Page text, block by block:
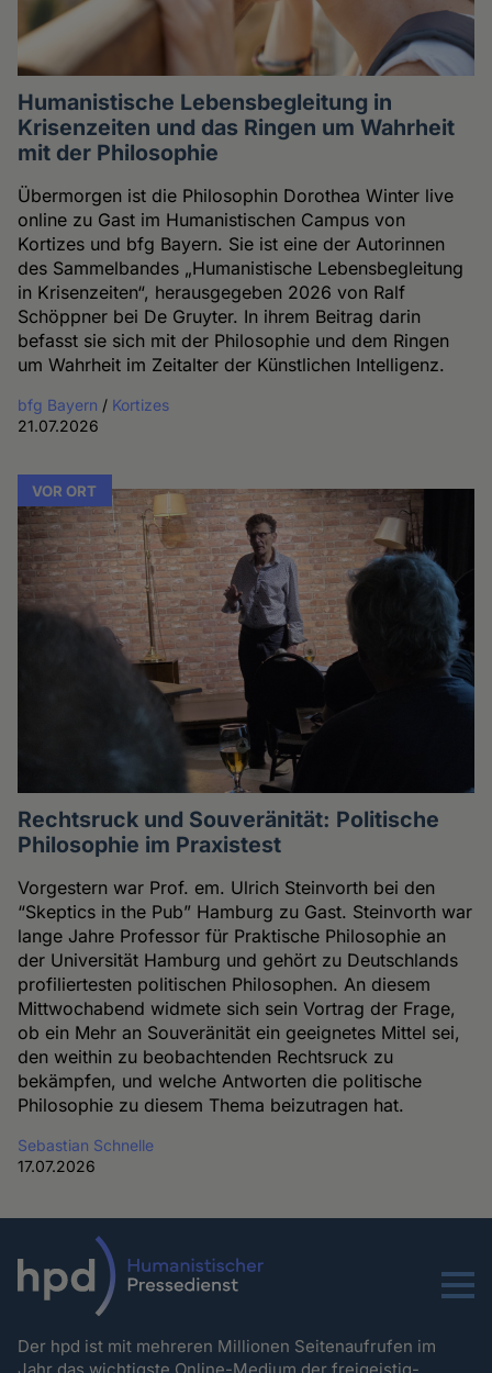
Humanistische Lebensbegleitung in
Krisenzeiten und das Ringen um Wahrheit
mit der Philosophie
Übermorgen ist die Philosophin Dorothea Winter live
online zu Gast im Humanistischen Campus von
Kortizes und bfg Bayern. Sie ist eine der Autorinnen
des Sammelbandes „Humanistische Lebensbegleitung
in Krisenzeiten“, herausgegeben 2026 von Ralf
Schöppner bei De Gruyter. In ihrem Beitrag darin
befasst sie sich mit der Philosophie und dem Ringen
um Wahrheit im Zeitalter der Künstlichen Intelligenz.
bfg Bayern / Kortizes
21.07.2026
VOR ORT
Rechtsruck und Souveränität: Politische
Philosophie im Praxistest
Vorgestern war Prof. em. Ulrich Steinvorth bei den
“Skeptics in the Pub” Hamburg zu Gast. Steinvorth war
lange Jahre Professor für Praktische Philosophie an
der Universität Hamburg und gehört zu Deutschlands
profiliertesten politischen Philosophen. An diesem
Mittwochabend widmete sich sein Vortrag der Frage,
ob ein Mehr an Souveränität ein geeignetes Mittel sei,
den weithin zu beobachtenden Rechtsruck zu
bekämpfen, und welche Antworten die politische
Philosophie zu diesem Thema beizutragen hat.
Sebastian Schnelle
17.07.2026
Menu
Der hpd ist mit mehreren Millionen Seitenaufrufen im